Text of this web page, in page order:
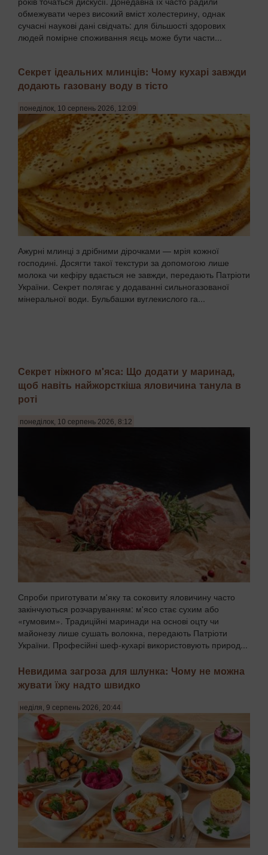
обмежувати через високий вміст холестерину, однак
сучасні наукові дані свідчать: для більшості здорових
людей помірне споживання яєць може бути части...
Секрет ідеальних млинців: Чому кухарі завжди
додають газовану воду в тісто
понеділок, 10 серпень 2026, 12:09
Ажурні млинці з дрібними дірочками — мрія кожної
господині. Досягти такої текстури за допомогою лише
молока чи кефіру вдається не завжди, передають Патріоти
України. Секрет полягає у додаванні сильногазованої
мінеральної води. Бульбашки вуглекислого га...
Секрет ніжного м'яса: Що додати у маринад,
щоб навіть найжорсткіша яловичина танула в
роті
понеділок, 10 серпень 2026, 8:12
Спроби приготувати м'яку та соковиту яловичину часто
закінчуються розчаруванням: м'ясо стає сухим або
«гумовим». Традиційні маринади на основі оцту чи
майонезу лише сушать волокна, передають Патріоти
України. Професійні шеф-кухарі використовують природ...
Невидима загроза для шлунка: Чому не можна
жувати їжу надто швидко
неділя, 9 серпень 2026, 20:44